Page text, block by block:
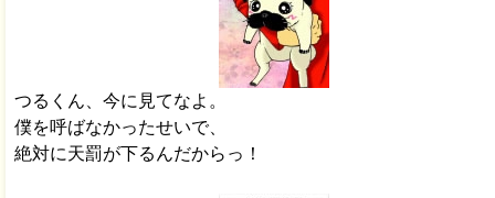
つるくん、今に見てなよ。
僕を呼ばなかったせいで、
絶対に天罰が下るんだからっ！